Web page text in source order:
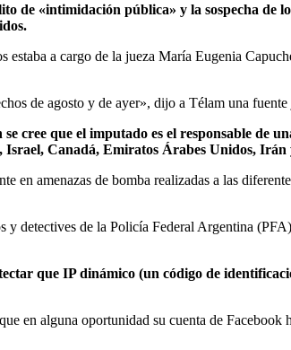
de «intimidación pública» y la sospecha de
estaba a cargo de la jueza María Eugenia
de agosto y de ayer», dijo a Télam una
cree que el imputado es el responsable de
Israel, Canadá, Emiratos Árabes Unidos,
en amenazas de bomba realizadas a las
detectives de la Policía Federal Argentina
que IP dinámico (un código de
en alguna oportunidad su cuenta de